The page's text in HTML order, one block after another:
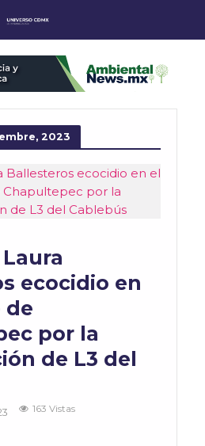
2023
ecocidio en
de
por la
de L3 del
163 Vistas